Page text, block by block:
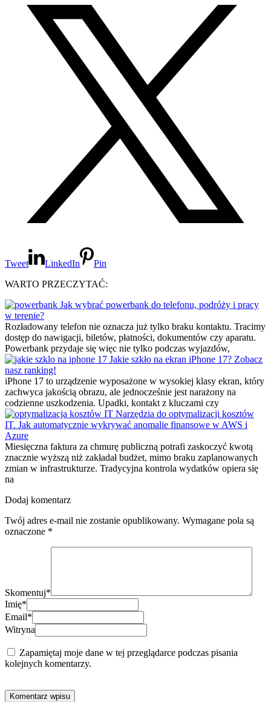
Tweet LinkedIn
Pin
WARTO PRZECZYTAĆ:
Jak wybrać powerbank do telefonu, podróży i pracy
w terenie?
Rozładowany telefon nie oznacza już tylko braku kontaktu. Tracimy
dostęp do nawigacji, biletów, płatności, dokumentów czy aparatu.
Powerbank przydaje się więc nie tylko podczas wyjazdów,
Jakie szkło na ekran iPhone 17? Zobacz
nasz ranking!
iPhone 17 to urządzenie wyposażone w wysokiej klasy ekran, który
zachwyca jakością obrazu, ale jednocześnie jest narażony na
codzienne uszkodzenia. Upadki, kontakt z kluczami czy
Narzędzia do optymalizacji kosztów
IT. Jak automatycznie wykrywać anomalie finansowe w AWS i
Azure
Miesięczna faktura za chmurę publiczną potrafi zaskoczyć kwotą
znacznie wyższą niż zakładał budżet, mimo braku zaplanowanych
zmian w infrastrukturze. Tradycyjna kontrola wydatków opiera się
na
Dodaj komentarz
Twój adres e-mail nie zostanie opublikowany. Wymagane pola są
oznaczone *
Skomentuj*
Imię*
Email*
Witryna
Zapamiętaj moje dane w tej przeglądarce podczas pisania
kolejnych komentarzy.